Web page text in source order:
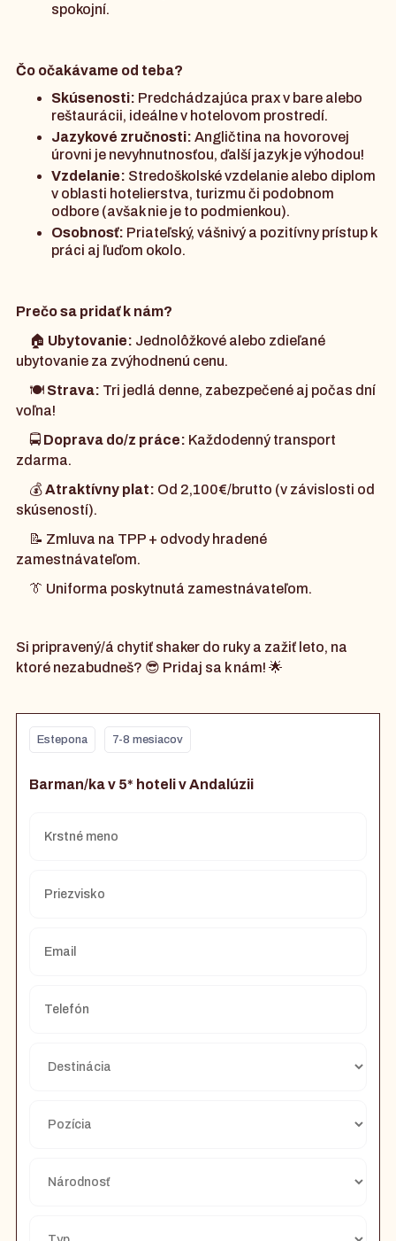
Estepona 7-8 mesiacov
Barman/ka v 5* hoteli v Andalúzii
spokojní.
Čo očakávame od teba?
Skúsenosti: Predchádzajúca prax v bare alebo
reštaurácii, ideálne v hotelovom prostredí.
Jazykové zručnosti: Angličtina na hovorovej
úrovni je nevyhnutnosťou, ďalší jazyk je výhodou!
Vzdelanie: Stredoškolské vzdelanie alebo diplom
v oblasti hotelierstva, turizmu či podobnom
odbore (avšak nie je to podmienkou).
Osobnosť: Priateľský, vášnivý a pozitívny prístup k
práci aj ľuďom okolo.
Prečo sa pridať k nám?
🏠 Ubytovanie: Jednolôžkové alebo zdieľané
ubytovanie za zvýhodnenú cenu.
🍽️ Strava: Tri jedlá denne, zabezpečené aj počas dní
voľna!
🚍 Doprava do/z práce: Každodenný transport
zdarma.
💰Atraktívny plat: Od 2,100€/brutto (v závislosti od
skúseností).
📝 Zmluva na TPP + odvody hradené
zamestnávateľom.
👔 Uniforma poskytnutá zamestnávateľom.
Si pripravený/á chytiť shaker do ruky a zažiť leto, na
ktoré nezabudneš? 😎 Pridaj sa k nám! 🌟